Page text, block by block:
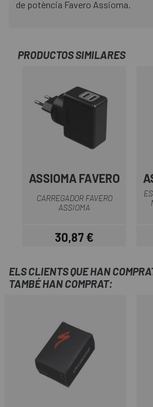
de potència Favero Assioma.
PRODUCTOS SIMILARES
ASSIOMA FAVERO
CARREGADOR FAVERO
ASSIOMA
Preu
30,87 €
ELS CLIENTS QUE HAN
TAMBÉ HAN COMPRAT: